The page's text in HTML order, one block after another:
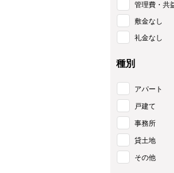
管理費・共
敷金なし
礼金なし
種別
アパート
戸建て
事務所
貸土地
その他